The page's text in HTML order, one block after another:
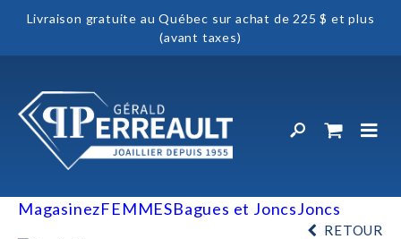
Livraison gratuite au Québec sur achat de 225 $ et plus
(avant taxes)
MagasinezFEMMESBagues et JoncsJoncs
RETOUR